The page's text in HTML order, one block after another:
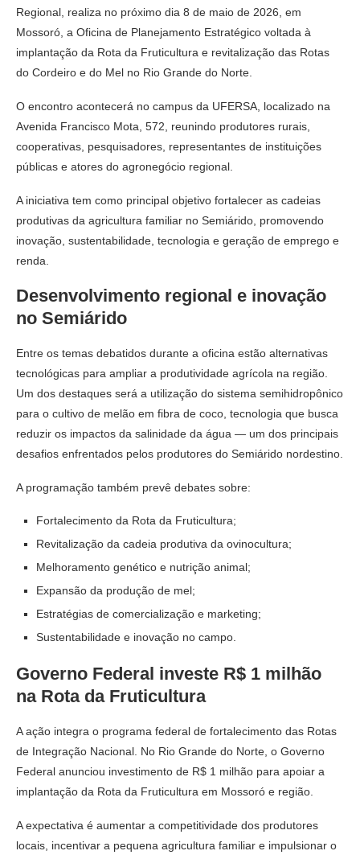
Regional, realiza no próximo dia 8 de maio de 2026, em
Mossoró, a Oficina de Planejamento Estratégico voltada à
implantação da Rota da Fruticultura e revitalização das Rotas
do Cordeiro e do Mel no Rio Grande do Norte.
O encontro acontecerá no campus da UFERSA, localizado na
Avenida Francisco Mota, 572, reunindo produtores rurais,
cooperativas, pesquisadores, representantes de instituições
públicas e atores do agronegócio regional.
A iniciativa tem como principal objetivo fortalecer as cadeias
produtivas da agricultura familiar no Semiárido, promovendo
inovação, sustentabilidade, tecnologia e geração de emprego e
renda.
Desenvolvimento regional e inovação
no Semiárido
Entre os temas debatidos durante a oficina estão alternativas
tecnológicas para ampliar a produtividade agrícola na região.
Um dos destaques será a utilização do sistema semihidropônico
para o cultivo de melão em fibra de coco, tecnologia que busca
reduzir os impactos da salinidade da água — um dos principais
desafios enfrentados pelos produtores do Semiárido nordestino.
A programação também prevê debates sobre:
Fortalecimento da Rota da Fruticultura;
Revitalização da cadeia produtiva da ovinocultura;
Melhoramento genético e nutrição animal;
Expansão da produção de mel;
Estratégias de comercialização e marketing;
Sustentabilidade e inovação no campo.
Governo Federal investe R$ 1 milhão
na Rota da Fruticultura
A ação integra o programa federal de fortalecimento das Rotas
de Integração Nacional. No Rio Grande do Norte, o Governo
Federal anunciou investimento de R$ 1 milhão para apoiar a
implantação da Rota da Fruticultura em Mossoró e região.
A expectativa é aumentar a competitividade dos produtores
locais, incentivar a pequena agricultura familiar e impulsionar o